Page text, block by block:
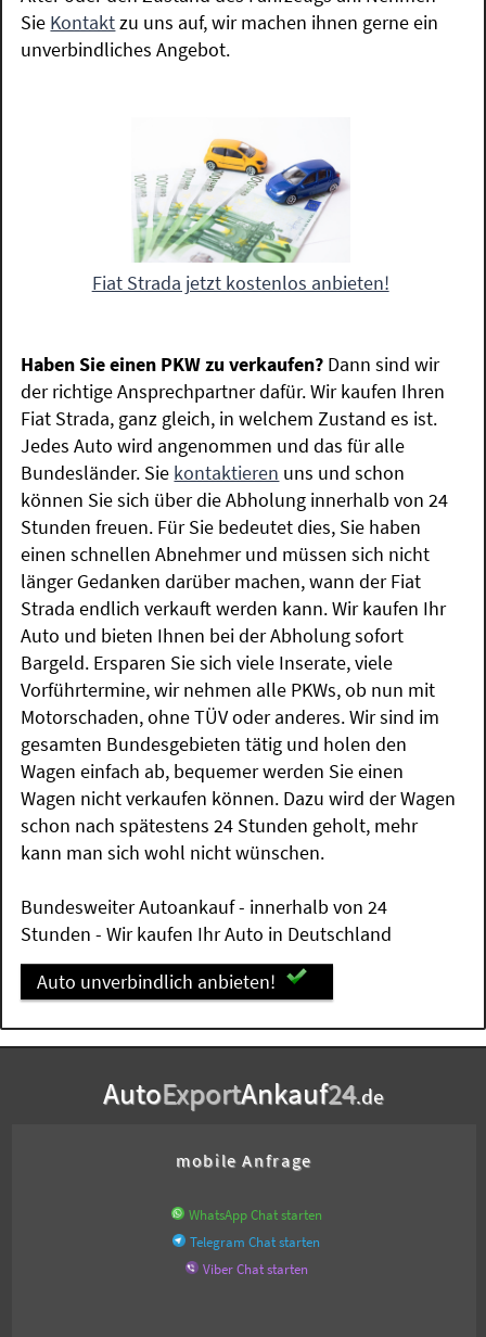
Sie Kontaktzu uns auf, wir machen ihnen gerne ein
unverbindliches Angebot.
Fiat Strada jetzt kostenlos anbieten!
Haben Sie einen PKW zu verkaufen? Dann sind wir
der richtige Ansprechpartner dafür. Wir kaufen Ihren
Fiat Strada, ganz gleich, in welchem Zustand es ist.
Jedes Auto wird angenommen und das für alle
Bundesländer. Sie kontaktieren uns und schon
können Sie sich über die Abholung innerhalb von 24
Stunden freuen. Für Sie bedeutet dies, Sie haben
einen schnellen Abnehmer und müssen sich nicht
länger Gedanken darüber machen, wann der Fiat
Strada endlich verkauft werden kann. Wir kaufen Ihr
Auto und bieten Ihnen bei der Abholung sofort
Bargeld. Ersparen Sie sich viele Inserate, viele
Vorführtermine, wir nehmen alle PKWs, ob nun mit
Motorschaden, ohne TÜV oder anderes. Wir sind im
gesamten Bundesgebieten tätig und holen den
Wagen einfach ab, bequemer werden Sie einen
Wagen nicht verkaufen können. Dazu wird der Wagen
schon nach spätestens 24 Stunden geholt, mehr
kann man sich wohl nicht wünschen.
Bundesweiter Autoankauf - innerhalb von 24
Stunden - Wir kaufen Ihr Auto in Deutschland
Auto unverbindlich anbieten!
AutoExportAnkauf24.de
mobile Anfrage
WhatsApp Chat starten
Telegram Chat starten
Viber Chat starten